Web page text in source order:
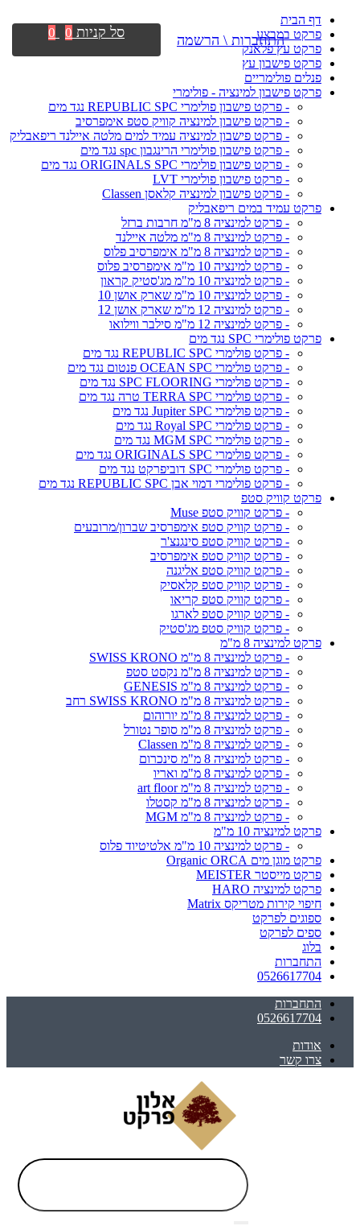
דף הבית
פרקט במבצע
פרקט עץ פלאנק
פרקט פישבון עץ
פנלים פולימריים
פרקט פישבון למינציה - פולימרי
- פרקט פישבון פולימרי REPUBLIC SPC נגד מים
- פרקט פישבון למינציה קוויק סטפ אימפרסיב
- פרקט פישבון למינציה עמיד למים מלטה איילנד ריפאבליק
- פרקט פישבון פולימרי הרינגבון spc נגד מים
- פרקט פישבון פולימרי ORIGINALS SPC נגד מים
- פרקט פישבון פולימרי LVT
- פרקט פישבון למינציה קלאסן Classen
פרקט עמיד במים ריפאבליק
- פרקט למינציה 8 מ"מ חרבות ברזל
- פרקט למינציה 8 מ"מ מלטה איילנד
- פרקט למינציה 8 מ"מ אימפרסיב פלוס
- פרקט למינציה 10 מ"מ אימפרסיב פלוס
- פרקט למינציה 10 מ"מ מג'סטיק קראון
- פרקט למינציה 10 מ"מ שארק אושן 10
- פרקט למינציה 12 מ"מ שארק אושן 12
- פרקט למינציה 12 מ"מ סילבר ווילואו
פרקט פולימרי SPC נגד מים
- פרקט פולימרי REPUBLIC SPC נגד מים
- פרקט פולימרי OCEAN SPC פנטום נגד מים
- פרקט פולימרי SPC FLOORING נגד מים
- פרקט פולימרי TERRA SPC טרה נגד מים
- פרקט פולימרי Jupiter SPC נגד מים
- פרקט פולימרי Royal SPC נגד מים
- פרקט פולימרי MGM SPC נגד מים
- פרקט פולימרי ORIGINALS SPC נגד מים
- פרקט פולימרי SPC דוביפרקט נגד מים
- פרקט פולימרי דמוי אבן REPUBLIC SPC נגד מים
פרקט קוויק סטפ
- פרקט קוויק סטפ Muse
- פרקט קוויק סטפ אימפרסיב שברון/מרובעים
- פרקט קוויק סטפ סינגנצ'ר
- פרקט קוויק סטפ אימפרסיב
- פרקט קוויק סטפ אליגנה
- פרקט קוויק סטפ קלאסיק
- פרקט קוויק סטפ קריאו
- פרקט קוויק סטפ לארגו
- פרקט קוויק סטפ מג'סטיק
פרקט למינציה 8 מ"מ
- פרקט למינציה 8 מ"מ SWISS KRONO
- פרקט למינציה 8 מ"מ נקסט סטפ
- פרקט למינציה 8 מ"מ GENESIS
- פרקט למינציה 8 מ"מ SWISS KRONO רחב
- פרקט למינציה 8 מ"מ יורוהום
- פרקט למינציה 8 מ"מ סופר נטורל
- פרקט למינציה 8 מ"מ Classen
- פרקט למינציה 8 מ"מ סינכרום
- פרקט למינציה 8 מ"מ ואריו
- פרקט למינציה 8 מ"מ art floor
- פרקט למינציה 8 מ"מ קסטלו
- פרקט למינציה 8 מ"מ MGM
פרקט למינציה 10 מ"מ
- פרקט למינציה 10 מ"מ אלטיטיוד פלוס
פרקט מוגן מים Organic ORCA
פרקט מייסטר MEISTER
פרקט למינציה HARO
חיפוי קירות מטריקס Matrix
ספוגים לפרקט
ספים לפרקט
בלוג
התחברות
0526617704
התחברות
0526617704
אודות
צרו קשר
התחברות \ הרשמה סל קניות 0
0